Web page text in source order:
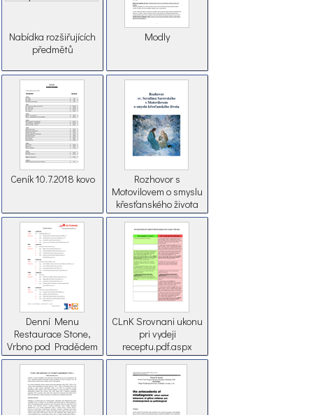
Nabídka rozšiřujících
předmětů
Modly
Ceník 10.7.2018 kovo
Rozhovor s
Motovilovem o smyslu
křesťanského života
Denní Menu
Restaurace Stone,
Vrbno pod Pradědem
CLnK Srovnani ukonu
pri vydeji
receptu.pdf.aspx